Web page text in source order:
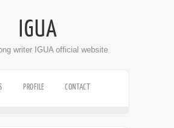
IGUA
writer IGUA official website
PROFILE CONTACT